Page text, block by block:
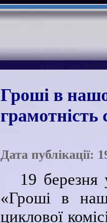
Гроші в
грамотність
Дата публікації:
19 березня
«Гроші в
циклової